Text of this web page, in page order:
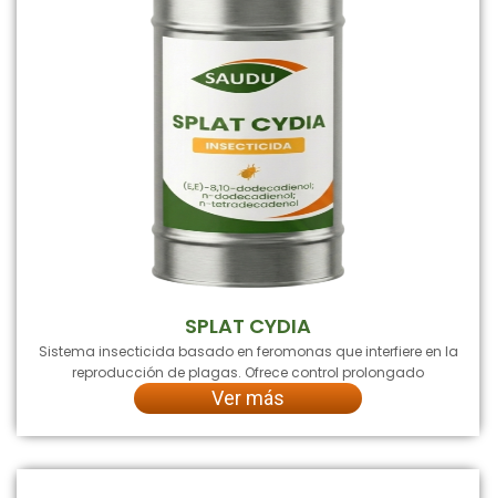
SPLAT CYDIA
Sistema insecticida basado en feromonas que interfiere en la
reproducción de plagas. Ofrece control prolongado
Ver más